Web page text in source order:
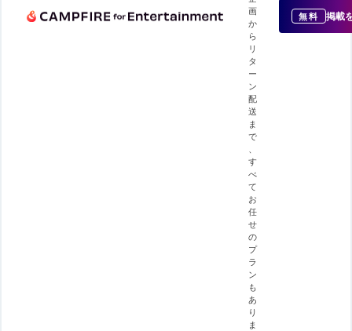
画
か
ら
リ
タ
ー
ン
配
送
ま
で
、
す
べ
て
お
任
せ
の
プ
ラ
ン
も
あ
り
ま
無料 掲載